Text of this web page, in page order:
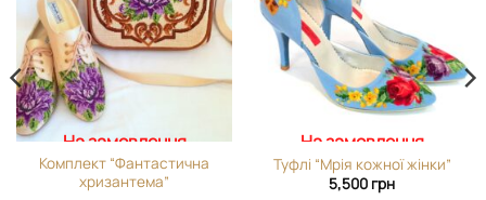
вибране
На замовлення
Комплект “Фантастична
хризантема”
На замовлення
Туфлі “Мрія кожної жінки”
5,500 грн